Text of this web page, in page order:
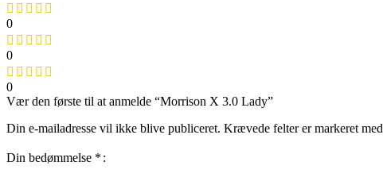
0
0
0
Vær den første til at anmelde “Morrison X 3.0 Lady”
Din e-mailadresse vil ikke blive publiceret. Krævede felter er markeret med
Din bedømmelse *